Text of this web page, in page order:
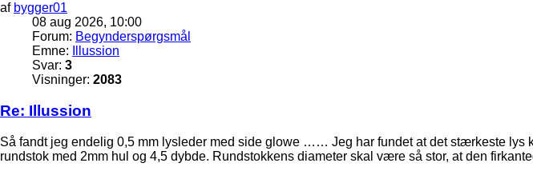
af bygger01
08 aug 2026, 10:00
Forum: Begynderspørgsmål
Emne:
Illussion
Svar: 3
Visninger: 2083
Re: Illussion
Så fandt jeg endelig 0,5 mm lysleder med side glowe …… Jeg har fundet at det stærkeste lys
rundstok med 2mm hul og 4,5 dybde. Rundstokkens diameter skal være så stor, at den